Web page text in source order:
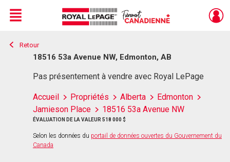
Live
En Direct
Menu
Retour
18516 53a Avenue NW, Edmonton, AB
Pas présentement à vendre avec Royal LePage
Accueil Propriétés Alberta
Edmonton
Jamieson Place
18516 53a Avenue NW
ÉVALUATION DE LA VALEUR 518 000 $
Selon les données du portail de données ouvertes du Gouvernement du
Canada